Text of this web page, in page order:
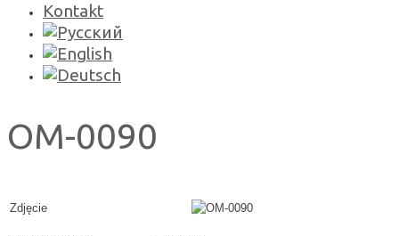
Kontakt
OM-0090
Zdjęcie